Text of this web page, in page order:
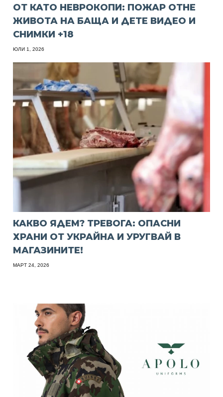
ОТ КАТО НЕВРОКОПИ: ПОЖАР ОТНЕ
ЖИВОТА НА БАЩА И ДЕТЕ ВИДЕО И
СНИМКИ +18
ЮЛИ 1, 2026
КАКВО ЯДЕМ? ТРЕВОГА: ОПАСНИ
ХРАНИ ОТ УКРАЙНА И УРУГВАЙ В
МАГАЗИНИТЕ!
МАРТ 24, 2026